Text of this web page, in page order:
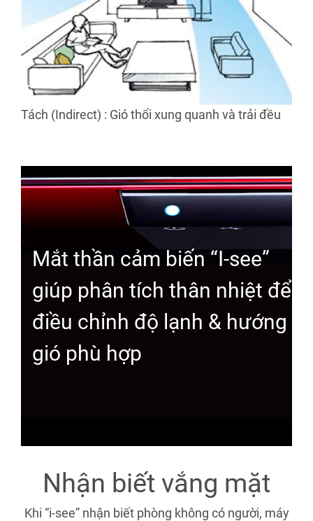
Tách (Indirect) : Gió thổi xung quanh và trải đều
Mắt thần cảm biến “I-see”
giúp phân tích thân nhiệt để
điều chỉnh độ lạnh & hướng
gió phù hợp
Nhận biết vắng mặt
Khi “i-see” nhận biết phòng không có người, máy
GỌI HOTLINE